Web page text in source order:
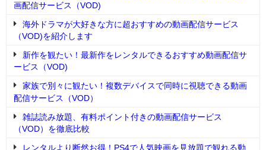
画配信サービス（VOD)
海外ドラマが大好きな方に超おすすめの動画配信サービス
（VOD)を紹介します
新作を観たい！最新作をレンタルできるおすすめ動画配信サ
ービス（VOD)
家族で別々に観たい！複数デバイスで同時に視聴できる動画
配信サービス（VOD）
雑誌読み放題、有料ポイント付きの動画配信サービス
（VOD）を徹底比較
レンタルより断然お得！PS4で人気映画を見放題で観れる動